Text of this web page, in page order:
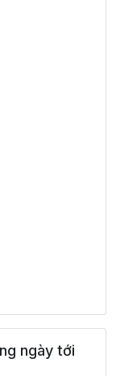
ngày tới